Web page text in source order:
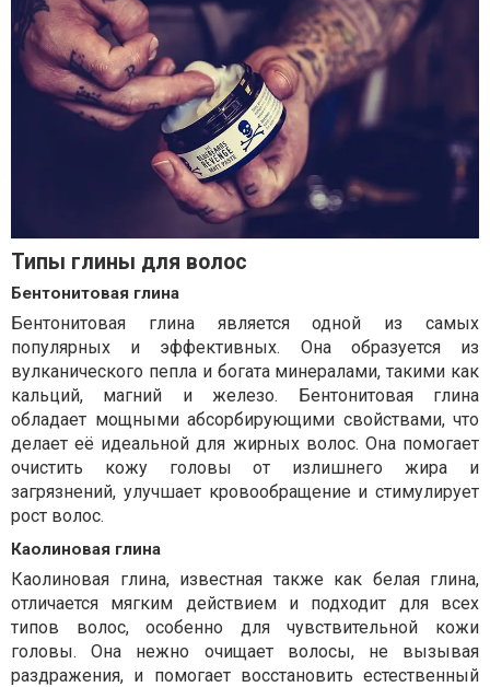
Типы глины для волос
Бентонитовая глина
Бентонитовая глина является одной из самых
популярных и эффективных. Она образуется из
вулканического пепла и богата минералами, такими как
кальций, магний и железо. Бентонитовая глина
обладает мощными абсорбирующими свойствами, что
делает её идеальной для жирных волос. Она помогает
очистить кожу головы от излишнего жира и
загрязнений, улучшает кровообращение и стимулирует
рост волос.
Каолиновая глина
Каолиновая глина, известная также как белая глина,
отличается мягким действием и подходит для всех
типов волос, особенно для чувствительной кожи
головы. Она нежно очищает волосы, не вызывая
раздражения, и помогает восстановить естественный